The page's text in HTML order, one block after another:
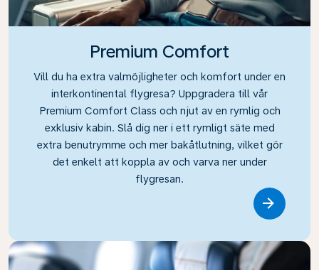
Premium Comfort
Vill du ha extra valmöjligheter och komfort under en
interkontinental flygresa? Uppgradera till vår
Premium Comfort Class och njut av en rymlig och
exklusiv kabin. Slå dig ner i ett rymligt säte med
extra benutrymme och mer bakåtlutning, vilket gör
det enkelt att koppla av och varva ner under
flygresan.